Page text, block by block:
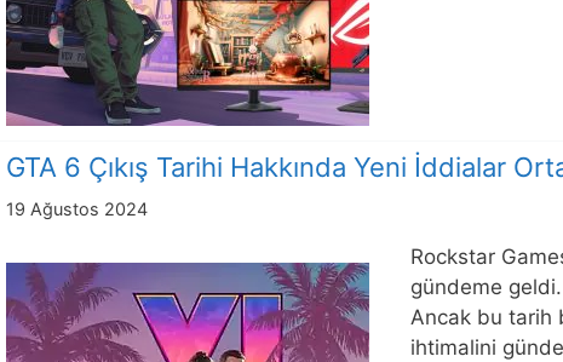
GTA 6 Çıkış Tarihi Hakkında Yeni İddialar
19 Ağustos 2024
Rockstar
gündeme geldi.
Ancak bu tarih
ihtimalini